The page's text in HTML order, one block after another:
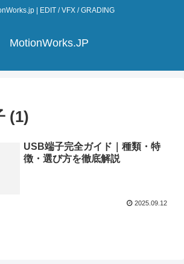
| EDIT / VFX / GRADING
MotionWorks.JP
(1)
USB端子完全ガイド｜種類・特
徴・選び方を徹底解説
2025.09.12